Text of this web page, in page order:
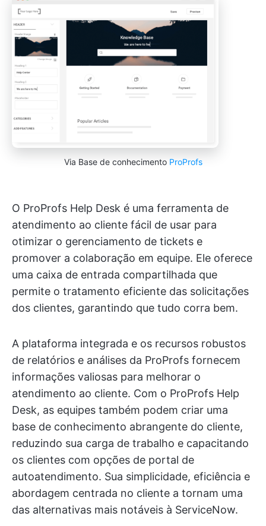
Via Base de conhecimento ProProfs
O ProProfs Help Desk é uma ferramenta de
atendimento ao cliente fácil de usar para
otimizar o gerenciamento de tickets e
promover a colaboração em equipe. Ele oferece
uma caixa de entrada compartilhada que
permite o tratamento eficiente das solicitações
dos clientes, garantindo que tudo corra bem.
A plataforma integrada e os recursos robustos
de relatórios e análises da ProProfs fornecem
informações valiosas para melhorar o
atendimento ao cliente. Com o ProProfs Help
Desk, as equipes também podem criar uma
base de conhecimento abrangente do cliente,
reduzindo sua carga de trabalho e capacitando
os clientes com opções de portal de
autoatendimento. Sua simplicidade, eficiência e
abordagem centrada no cliente a tornam uma
das alternativas mais notáveis à ServiceNow.